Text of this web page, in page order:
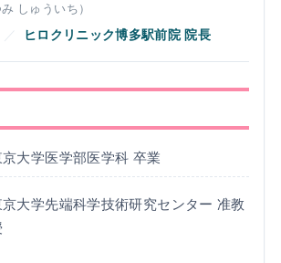
み しゅういち）
／ ヒロクリニック博多駅前院 院長
京大学医学部医学科 卒業
京大学先端科学技術研究センター 准教